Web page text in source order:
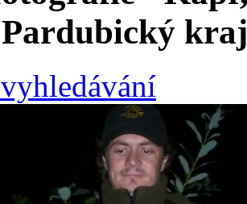
Pardubický kraj